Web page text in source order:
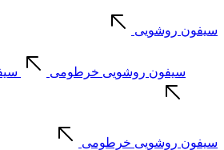
سیفون روشویی
سیفون روشویی خرطومی
سیفون روشویی خرطومی